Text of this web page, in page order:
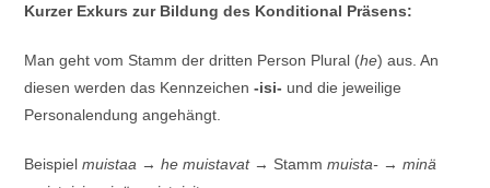
Kurzer Exkurs zur Bildung des Konditional Präsens:
Man geht vom Stamm der dritten Person Plural (he) aus. An
diesen werden das Kennzeichen-isi- und die jeweilige
Personalendung angehängt.
Beispielmuistaa →he muistavat→ Stammmuista- →minä